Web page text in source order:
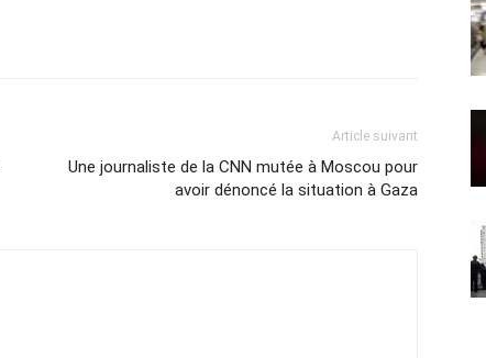
Article suivant
Une journaliste de la CNN mutée à Moscou pour
avoir dénoncé la situation à Gaza